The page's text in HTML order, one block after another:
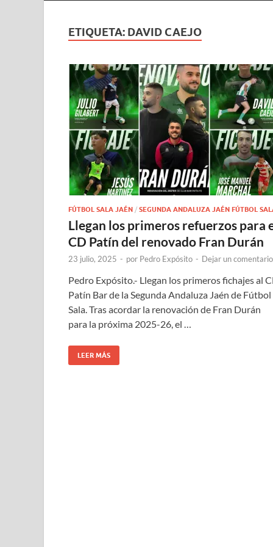
ETIQUETA: DAVID CAEJO
FÚTBOL SALA JAÉN / SEGUNDA ANDALUZA JAÉN FÚTBOL
Llegan los primeros refuerzos para
CD Patín del renovado Fran Durán
23 julio, 2025 - por Pedro Expósito - Dejar un comentario
Pedro Expósito.- Llegan los primeros fichajes al
Patín Bar de la Segunda Andaluza Jaén de Fútbol
Sala. Tras acordar la renovación de Fran Durán
para la próxima 2025-26, el …
LEER MÁS